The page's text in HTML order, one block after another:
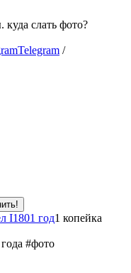
слать фото?
Telegram /
I1801 год1 копейка